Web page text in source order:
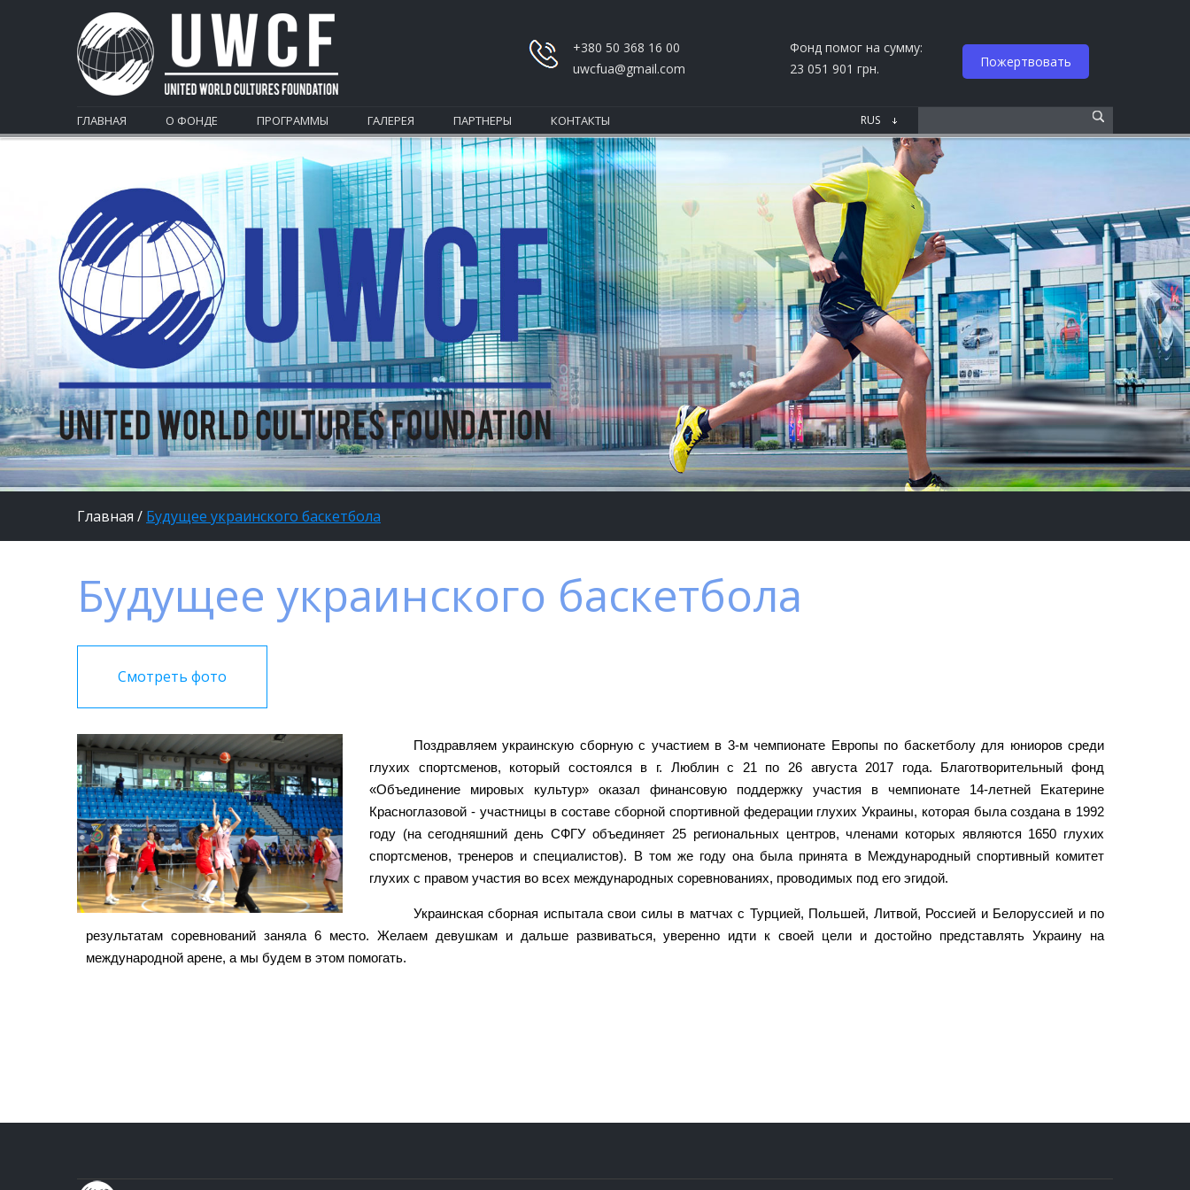
+380 50 368 16 00
uwcfua@gmail.com
Фонд помог на сумму:
23 051 901 грн.
Пожертвовать
ГЛАВНАЯ О ФОНДЕ ПРОГРАММЫ ГАЛЕРЕЯ ПАРТНЕРЫ КОНТАКТЫ
Главная / Будущее украинского баскетбола
Будущее украинского баскетбола
Смотреть фото
Поздравляем украинскую сборную с участием в 3-м чемпионате Европы по баскетболу для юниоров среди
глухих спортсменов, который состоялся в г. Люблин с 21 по 26 августа 2017 года. Благотворительный фонд
«Объединение мировых культур» оказал финансовую поддержку участия в чемпионате 14-летней Екатерине
Красноглазовой - участницы в составе сборной спортивной федерации глухих Украины, которая была создана в 1992
году (на сегодняшний день СФГУ объединяет 25 региональных центров, членами которых являются 1650 глухих
спортсменов, тренеров и специалистов). В том же году она была принята в Международный спортивный комитет
глухих с правом участия во всех международных соревнованиях, проводимых под его эгидой.
Украинская сборная испытала свои силы в матчах с Турцией, Польшей, Литвой, Россией и Белоруссией и по
результатам соревнований заняла 6 место. Желаем девушкам и дальше развиваться, уверенно идти к своей цели и достойно представлять Украину на
международной арене, а мы будем в этом помогать.